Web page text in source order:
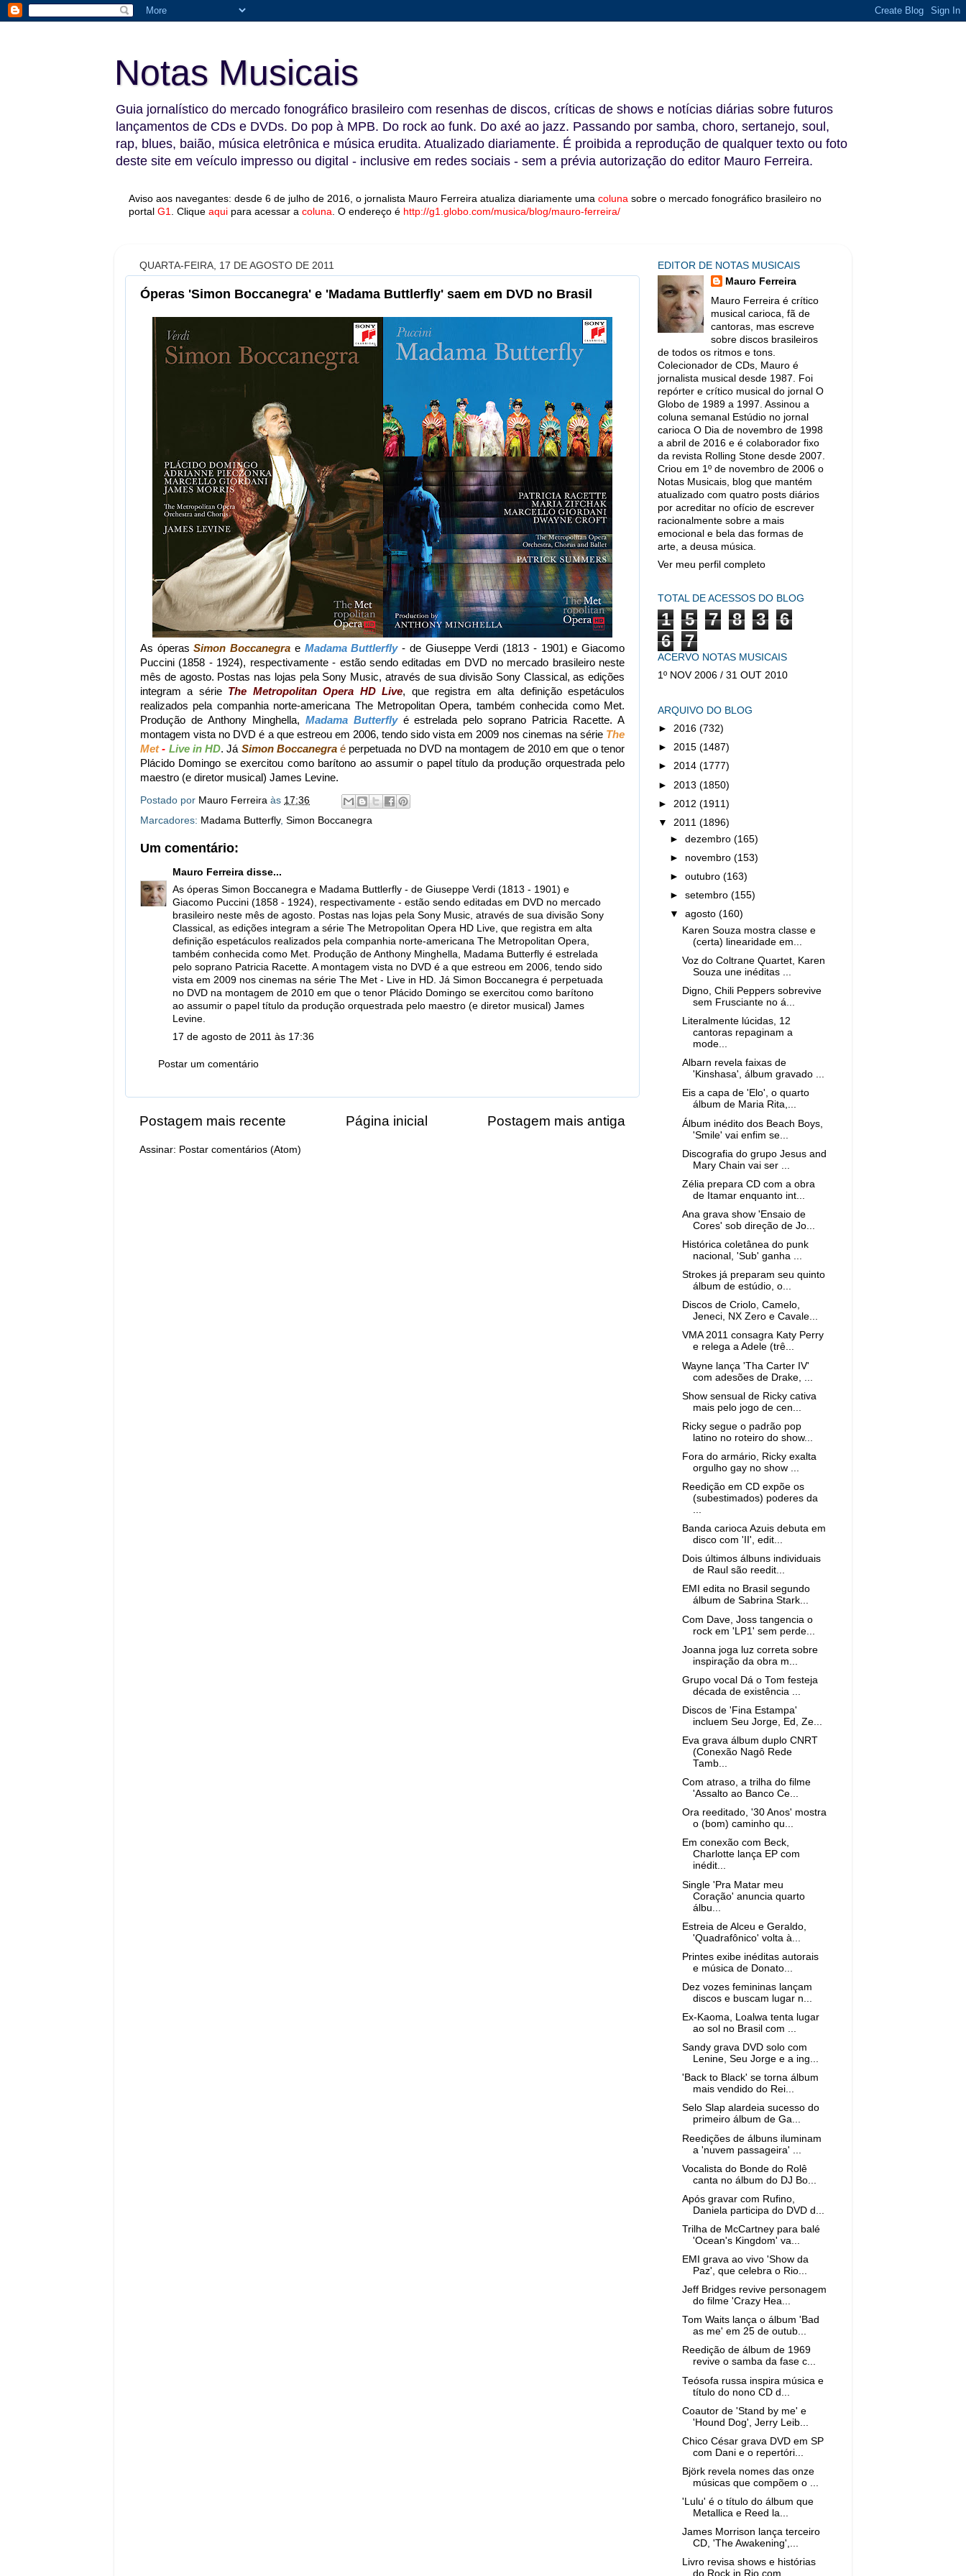
Notas Musicais
Guia jornalístico do mercado fonográfico brasileiro com resenhas de discos, críticas de shows e notícias diárias sobre futuros
lançamentos de CDs e DVDs. Do pop à MPB. Do rock ao funk. Do axé ao jazz. Passando por samba, choro, sertanejo, soul,
rap, blues, baião, música eletrônica e música erudita. Atualizado diariamente. É proibida a reprodução de qualquer texto ou foto
deste site em veículo impresso ou digital - inclusive em redes sociais - sem a prévia autorização do editor Mauro Ferreira.
Aviso aos navegantes: desde 6 de julho de 2016, o jornalista Mauro Ferreira atualiza diariamente uma coluna sobre o mercado fonográfico brasileiro no
portal G1 Clique aqui para acessar a coluna O endereço é http://g1.globo.com/musica/blog/mauro-ferreira/
QUARTA-FEIRA, 17 DE AGOSTO DE 2011
Óperas 'Simon Boccanegra' e 'Madama Buttlerfly' saem em DVD no Brasil
As óperasSimon Boccanegra e Madama Buttlerfly- de Giuseppe Verdi (1813 - 1901) e Giacomo
Puccini (1858 - 1924), respectivamente - estão sendo editadas em DVD no mercado brasileiro neste
mês de agosto. Postas nas lojas pela Sony Music, através de sua divisão Sony Classical, as edições
integram a série The Metropolitan Opera HD Live, que registra em alta definição espetáculos
realizados pela companhia norte-americana The Metropolitan Opera, também conhecida como Met.
Produção de Anthony Minghella, Madama Butterflyé estrelada pelo soprano Patricia Racette. A
montagem vista no DVD é a que estreou em 2006, tendo sido vista em 2009 nos cinemas na série The
Met - Live in HD. Já Simon Boccanegraé perpetuada no DVD na montagem de 2010 em que o tenor
Plácido Domingo se exercitou como barítono ao assumir o papel título da produção orquestrada pelo
maestro (e diretor musical) James Levine.
Postado por Mauro Ferreira às 17:36
Marcadores: Madama Butterfly, Simon Boccanegra
Um comentário:
Mauro Ferreira disse...
As óperas Simon Boccanegra e Madama Buttlerfly - de Giuseppe Verdi (1813 - 1901) e
Giacomo Puccini (1858 - 1924), respectivamente - estão sendo editadas em DVD no mercado
brasileiro neste mês de agosto. Postas nas lojas pela Sony Music, através de sua divisão Sony
Classical, as edições integram a série The Metropolitan Opera HD Live, que registra em alta
definição espetáculos realizados pela companhia norte-americana The Metropolitan Opera,
também conhecida como Met. Produção de Anthony Minghella, Madama Butterfly é estrelada
pelo soprano Patricia Racette. A montagem vista no DVD é a que estreou em 2006, tendo sido
vista em 2009 nos cinemas na série The Met - Live in HD. Já Simon Boccanegra é perpetuada
no DVD na montagem de 2010 em que o tenor Plácido Domingo se exercitou como barítono
ao assumir o papel título da produção orquestrada pelo maestro (e diretor musical) James
Levine.
17 de agosto de 2011 às 17:36
Postar um comentário
Postagem mais recente Postagem mais antiga
Página inicial
Assinar: Postar comentários (Atom)
EDITOR DE NOTAS MUSICAIS
Mauro Ferreira
Mauro Ferreira é crítico
musical carioca, fã de
cantoras, mas escreve
sobre discos brasileiros
de todos os ritmos e tons.
Colecionador de CDs, Mauro é
jornalista musical desde 1987. Foi
repórter e crítico musical do jornal O
Globo de 1989 a 1997. Assinou a
coluna semanal Estúdio no jornal
carioca O Dia de novembro de 1998
a abril de 2016 e é colaborador fixo
da revista Rolling Stone desde 2007.
Criou em 1º de novembro de 2006 o
Notas Musicais, blog que mantém
atualizado com quatro posts diários
por acreditar no ofício de escrever
racionalmente sobre a mais
emocional e bela das formas de
arte, a deusa música.
Ver meu perfil completo
TOTAL DE ACESSOS DO BLOG
1 5 7 8 3
6
6
7
ACERVO NOTAS MUSICAIS
1º NOV 2006 / 31 OUT 2010
ARQUIVO DO BLOG
► 2016 (732)
► 2015 (1487)
► 2014 (1777)
► 2013 (1850)
► 2012 (1911)
▼ 2011 (1896)
►dezembro(165)
► novembro(153)
►outubro(163)
►setembro(155)
▼agosto(160)
Karen Souza mostra classe e
(certa) linearidade em...
Voz do Coltrane Quartet, Karen
Souza une inéditas ...
Digno, Chili Peppers sobrevive
sem Frusciante no á...
Literalmente lúcidas, 12
cantoras repaginam a
mode...
Albarn revela faixas de
'Kinshasa', álbum gravado ...
Eis a capa de 'Elo', o quarto
álbum de Maria Rita,...
Álbum inédito dos Beach Boys,
'Smile' vai enfim se...
Discografia do grupo Jesus and
Mary Chain vai ser ...
Zélia prepara CD com a obra
de Itamar enquanto int...
Ana grava show 'Ensaio de
Cores' sob direção de Jo...
Histórica coletânea do punk
nacional, 'Sub' ganha ...
Strokes já preparam seu quinto
álbum de estúdio, o...
Discos de Criolo, Camelo,
Jeneci, NX Zero e Cavale...
VMA 2011 consagra Katy Perry
e relega a Adele (trê...
Wayne lança 'Tha Carter IV'
com adesões de Drake, ...
Show sensual de Ricky cativa
mais pelo jogo de cen...
Ricky segue o padrão pop
latino no roteiro do show...
Fora do armário, Ricky exalta
orgulho gay no show ...
Reedição em CD expõe os
(subestimados) poderes da
...
Banda carioca Azuis debuta em
disco com 'II', edit...
Dois últimos álbuns individuais
de Raul são reedit...
EMI edita no Brasil segundo
álbum de Sabrina Stark...
Com Dave, Joss tangencia o
rock em 'LP1' sem perde...
Joanna joga luz correta sobre
inspiração da obra m...
Grupo vocal Dá o Tom festeja
década de existência ...
Discos de 'Fina Estampa'
incluem Seu Jorge, Ed, Ze...
Eva grava álbum duplo CNRT
(Conexão Nagô Rede
Tamb...
Com atraso, a trilha do filme
'Assalto ao Banco Ce...
Ora reeditado, '30 Anos' mostra
o (bom) caminho qu...
Em conexão com Beck,
Charlotte lança EP com
inédit...
Single 'Pra Matar meu
Coração' anuncia quarto
álbu...
Estreia de Alceu e Geraldo,
'Quadrafônico' volta à...
Printes exibe inéditas autorais
e música de Donato...
Dez vozes femininas lançam
discos e buscam lugar n...
Ex-Kaoma, Loalwa tenta lugar
ao sol no Brasil com ...
Sandy grava DVD solo com
Lenine, Seu Jorge e a ing...
'Back to Black' se torna álbum
mais vendido do Rei...
Selo Slap alardeia sucesso do
primeiro álbum de Ga...
Reedições de álbuns iluminam
a 'nuvem passageira' ...
Vocalista do Bonde do Rolê
canta no álbum do DJ Bo...
Após gravar com Rufino,
Daniela participa do DVD d...
Trilha de McCartney para balé
'Ocean's Kingdom' va...
EMI grava ao vivo 'Show da
Paz', que celebra o Rio...
Jeff Bridges revive personagem
do filme 'Crazy Hea...
Tom Waits lança o álbum 'Bad
as me' em 25 de outub...
Reedição de álbum de 1969
revive o samba da fase c...
Teósofa russa inspira música e
título do nono CD d...
Coautor de 'Stand by me' e
'Hound Dog', Jerry Leib...
Chico César grava DVD em SP
com Dani e o repertóri...
Björk revela nomes das onze
músicas que compõem o ...
'Lulu' é o título do álbum que
Metallica e Reed la...
James Morrison lança terceiro
CD, 'The Awakening',...
Livro revisa shows e histórias
do Rock in Rio com ...